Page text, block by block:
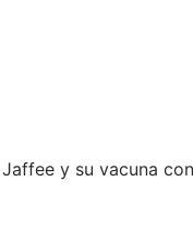
y su vacuna